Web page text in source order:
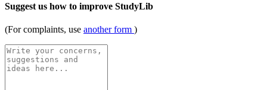
Suggest us how to improve StudyLib
(For complaints, use another form )